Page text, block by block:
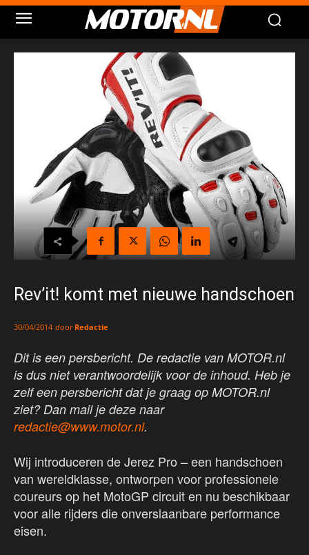
Rev’it! komt met nieuwe handschoen
30/04/2014 door Redactie
Dit is een persbericht. De redactie van MOTOR.nl
is dus niet verantwoordelijk voor de inhoud. Heb je
zelf een persbericht dat je graag op MOTOR.nl
ziet? Dan mail je deze naar
redactie@www.motor.nl.
Wij introduceren de Jerez Pro – een handschoen
van wereldklasse, ontworpen voor professionele
coureurs op het MotoGP circuit en nu beschikbaar
voor alle rijders die onverslaanbare performance
eisen.